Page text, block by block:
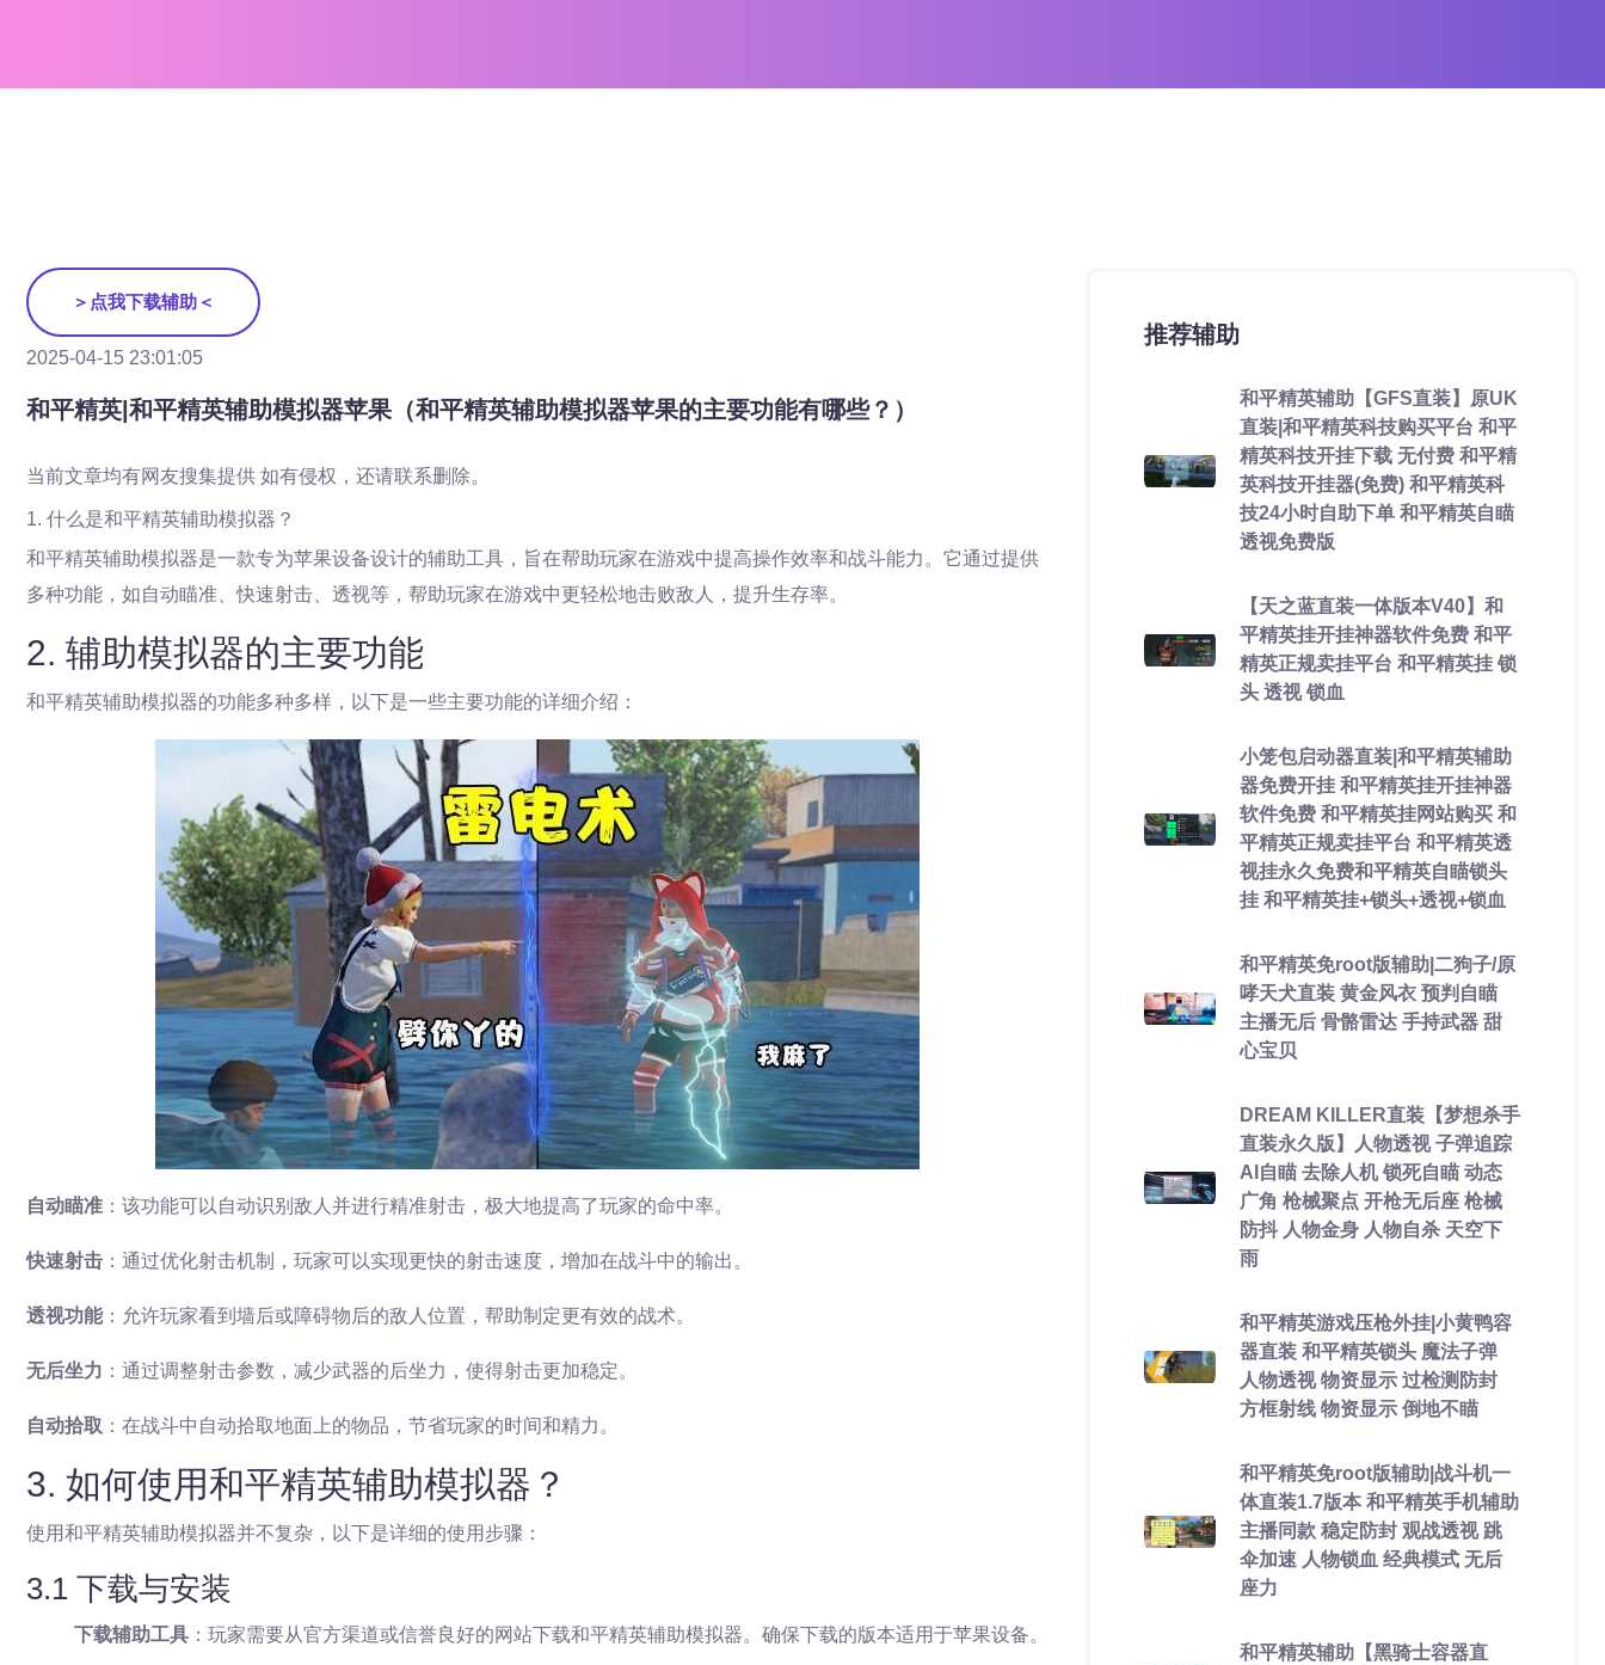
＞点我下载辅助＜
2025-04-15 23:01:05
和平精英|和平精英辅助模拟器苹果（和平精英辅助模拟器苹果的主要功能有哪些？）
当前文章均有网友搜集提供 如有侵权，还请联系删除。
1. 什么是和平精英辅助模拟器？
和平精英辅助模拟器是一款专为苹果设备设计的辅助工具，旨在帮助玩家在游戏中提高操作效率和战斗能力。它通过提供
多种功能，如自动瞄准、快速射击、透视等，帮助玩家在游戏中更轻松地击败敌人，提升生存率。
2. 辅助模拟器的主要功能
和平精英辅助模拟器的功能多种多样，以下是一些主要功能的详细介绍：
自动瞄准 ：该功能可以自动识别敌人并进行精准射击，极大地提高了玩家的命中率。
快速射击 ：通过优化射击机制，玩家可以实现更快的射击速度，增加在战斗中的输出。
透视功能：允许玩家看到墙后或障碍物后的敌人位置，帮助制定更有效的战术。
无后坐力 ：通过调整射击参数，减少武器的后坐力，使得射击更加稳定。
自动拾取 ：在战斗中自动拾取地面上的物品，节省玩家的时间和精力。
3. 如何使用和平精英辅助模拟器？
使用和平精英辅助模拟器并不复杂，以下是详细的使用步骤：
3.1 下载与安装
下载辅助工具 ：玩家需要从官方渠道或信誉良好的网站下载和平精英辅助模拟器。确保下载的版本适用于苹果设备。
推荐辅助
和平精英辅助【GFS直装】原UK
直装|和平精英科技购买平台 和平
精英科技开挂下载 无付费 和平精
英科技开挂器(免费) 和平精英科
技24小时自助下单 和平精英自瞄
透视免费版
【天之蓝直装一体版本V40】和
平精英挂开挂神器软件免费 和平
精英正规卖挂平台 和平精英挂 锁
头 透视 锁血
小笼包启动器直装|和平精英辅助
器免费开挂 和平精英挂开挂神器
软件免费 和平精英挂网站购买 和
平精英正规卖挂平台 和平精英透
视挂永久免费和平精英自瞄锁头
挂 和平精英挂+锁头+透视+锁血
和平精英免root版辅助|二狗子/原
哮天犬直装 黄金风衣 预判自瞄
主播无后 骨骼雷达 手持武器 甜
心宝贝
DREAM KILLER直装【梦想杀手
直装永久版】人物透视 子弹追踪
AI自瞄 去除人机 锁死自瞄 动态
广角 枪械聚点 开枪无后座 枪械
防抖 人物金身 人物自杀 天空下
雨
和平精英游戏压枪外挂|小黄鸭容
器直装 和平精英锁头 魔法子弹
人物透视 物资显示 过检测防封
方框射线 物资显示 倒地不瞄
和平精英免root版辅助|战斗机一
体直装1.7版本 和平精英手机辅助
主播同款 稳定防封 观战透视 跳
伞加速 人物锁血 经典模式 无后
座力
和平精英辅助【黑骑士容器直